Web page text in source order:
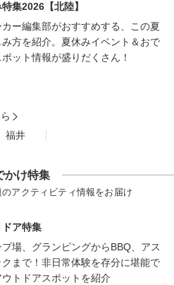
集2026【北陸】
カー編集部がおすすめする、この夏
方を紹介。夏休みイベント＆おで
ット情報が盛りだくさん！
福井
かけ特集
アクティビティ情報をお届け
ドア特集
プ場、グランピングからBBQ、アス
クまで！非日常体験を存分に堪能で
ウトドアスポットを紹介